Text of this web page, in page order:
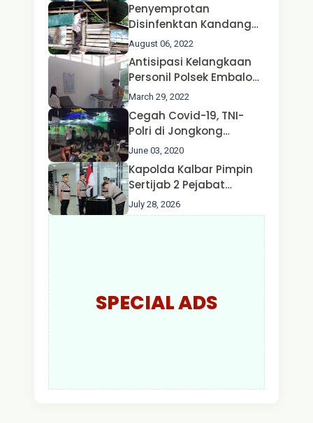
Penyemprotan
Disinfenktan Kandang
Ternak Kambing warga
Oleh Satgas Ops Aman
Nusa II Polda Kalbar*
August 06, 2022
Antisipasi Kelangkaan
Personil Polsek Embaloh
Hulu Gencar Lakukan
Pengecekan Oksigen
March 29, 2022
Cegah Covid-19, TNI-
Polri di Jongkong
Himbau Masyarakat
Jangan Kumpul Hinga
Larut Malam.
June 03, 2020
Kapolda Kalbar Pimpin
Sertijab 2 Pejabat
Utama dan 7 Kapolres,
AKBP Wisnu Perdana
July 28, 2026
SPECIAL ADS